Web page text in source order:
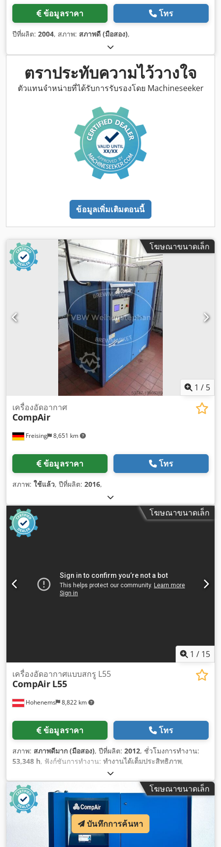
ข้อมูลราคา โทร
ปีที่ผลิต: 2004, สภาพ: สภาพดี (มือสอง),
ตราประทับความไว้วางใจ
ตัวแทนจำหน่ายที่ได้รับการรับรองโดย Machineseeker
ข้อมูลเพิ่มเติมตอนนี้
โฆษณาขนาดเล็ก
1 / 5
Freising 8,651 km
เครื่องอัดอากาศ
CompAir
ข้อมูลราคา โทร
สภาพ: ใช้แล้ว, ปีที่ผลิต: 2016,
โฆษณาขนาดเล็ก
1 / 15
Hohenems 8,822 km
เครื่องอัดอากาศแบบสกรู L55
CompAir L55
ข้อมูลราคา โทร
สภาพ: สภาพดีมาก (มือสอง), ปีที่ผลิต: 2012, ชั่วโมงการทำงาน:
53,348 h, ฟังก์ชันการทำงาน: ทำงานได้เต็มประสิทธิภาพ,
โฆษณาขนาดเล็ก
บันทึกการค้นหา